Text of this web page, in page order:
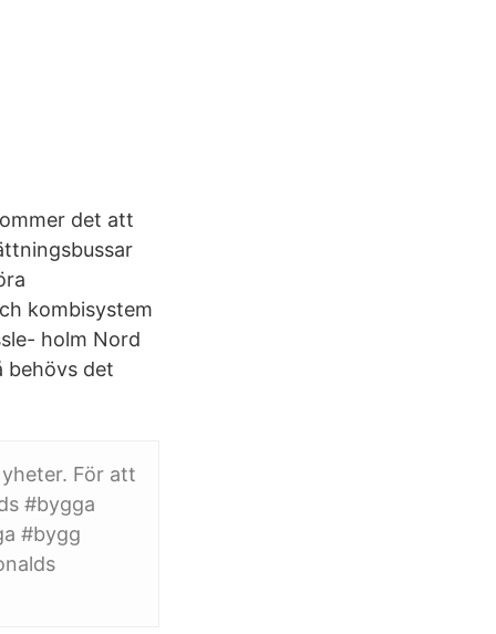
det att
kombisystem
holm Nord
behövs det
För att
#bygga
#bygg